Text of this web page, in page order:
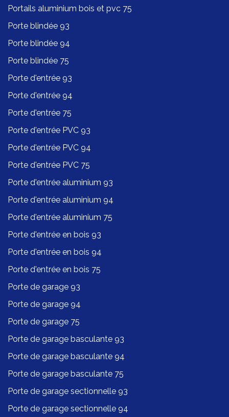
Portails aluminium bois et pvc 75
Porte blindée 93
Porte blindée 94
Porte blindée 75
Porte d'entrée 93
Porte d'entrée 94
Porte d'entrée 75
Porte d'entrée PVC 93
Porte d'entrée PVC 94
Porte d'entrée PVC 75
Porte d'entrée aluminium 93
Porte d'entrée aluminium 94
Porte d'entrée aluminium 75
Porte d'entrée en bois 93
Porte d'entrée en bois 94
Porte d'entrée en bois 75
Porte de garage 93
Porte de garage 94
Porte de garage 75
Porte de garage basculante 93
Porte de garage basculante 94
Porte de garage basculante 75
Porte de garage sectionnelle 93
Porte de garage sectionnelle 94